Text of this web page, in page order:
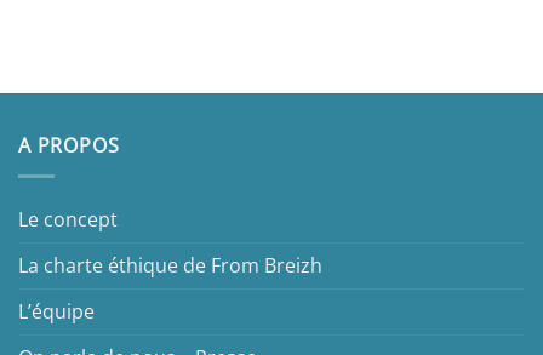
A PROPOS
Le concept
La charte éthique de From Breizh
L’équipe